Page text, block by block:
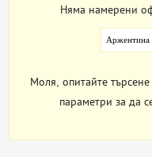
Няма намерени
Аржентина
Моля, опитайте
параметри за да